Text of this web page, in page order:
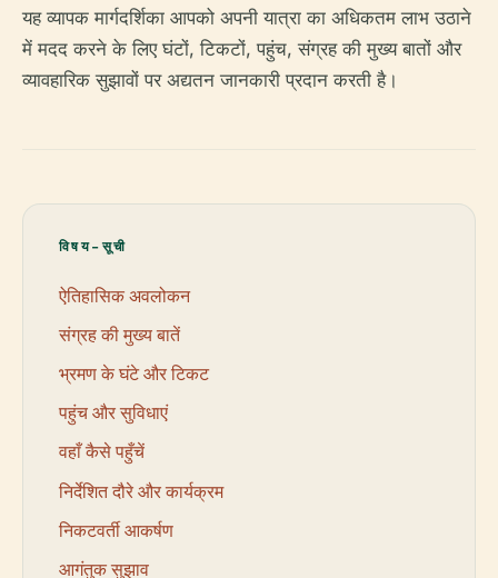
यह व्यापक मार्गदर्शिका आपको अपनी यात्रा का अधिकतम लाभ उठाने
में मदद करने के लिए घंटों, टिकटों, पहुंच, संग्रह की मुख्य बातों और
व्यावहारिक सुझावों पर अद्यतन जानकारी प्रदान करती है।
विषय-सूची
ऐतिहासिक अवलोकन
संग्रह की मुख्य बातें
भ्रमण के घंटे और टिकट
पहुंच और सुविधाएं
वहाँ कैसे पहुँचें
निर्देशित दौरे और कार्यक्रम
निकटवर्ती आकर्षण
आगंतुक सुझाव